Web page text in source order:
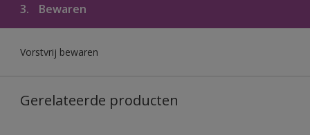
3. Bewaren
Vorstvrij bewaren
Gerelateerde producten